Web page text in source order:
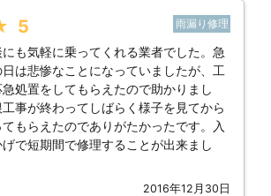
5 雨漏り修理
も気軽に乗ってくれる業者でした。急
は悲惨なことになっていましたが、工
処置をしてもらえたので助かりまし
事が終わってしばらく様子を見てから
もらえたのでありがたかったです。入
で短期間で修理することが出来まし
2016年12月30日